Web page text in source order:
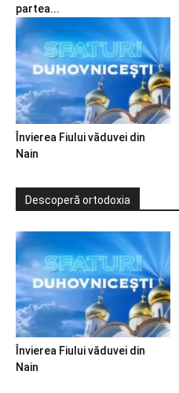
partea...
Învierea Fiului văduvei din
Nain
Descoperă ortodoxia
Învierea Fiului văduvei din
Nain